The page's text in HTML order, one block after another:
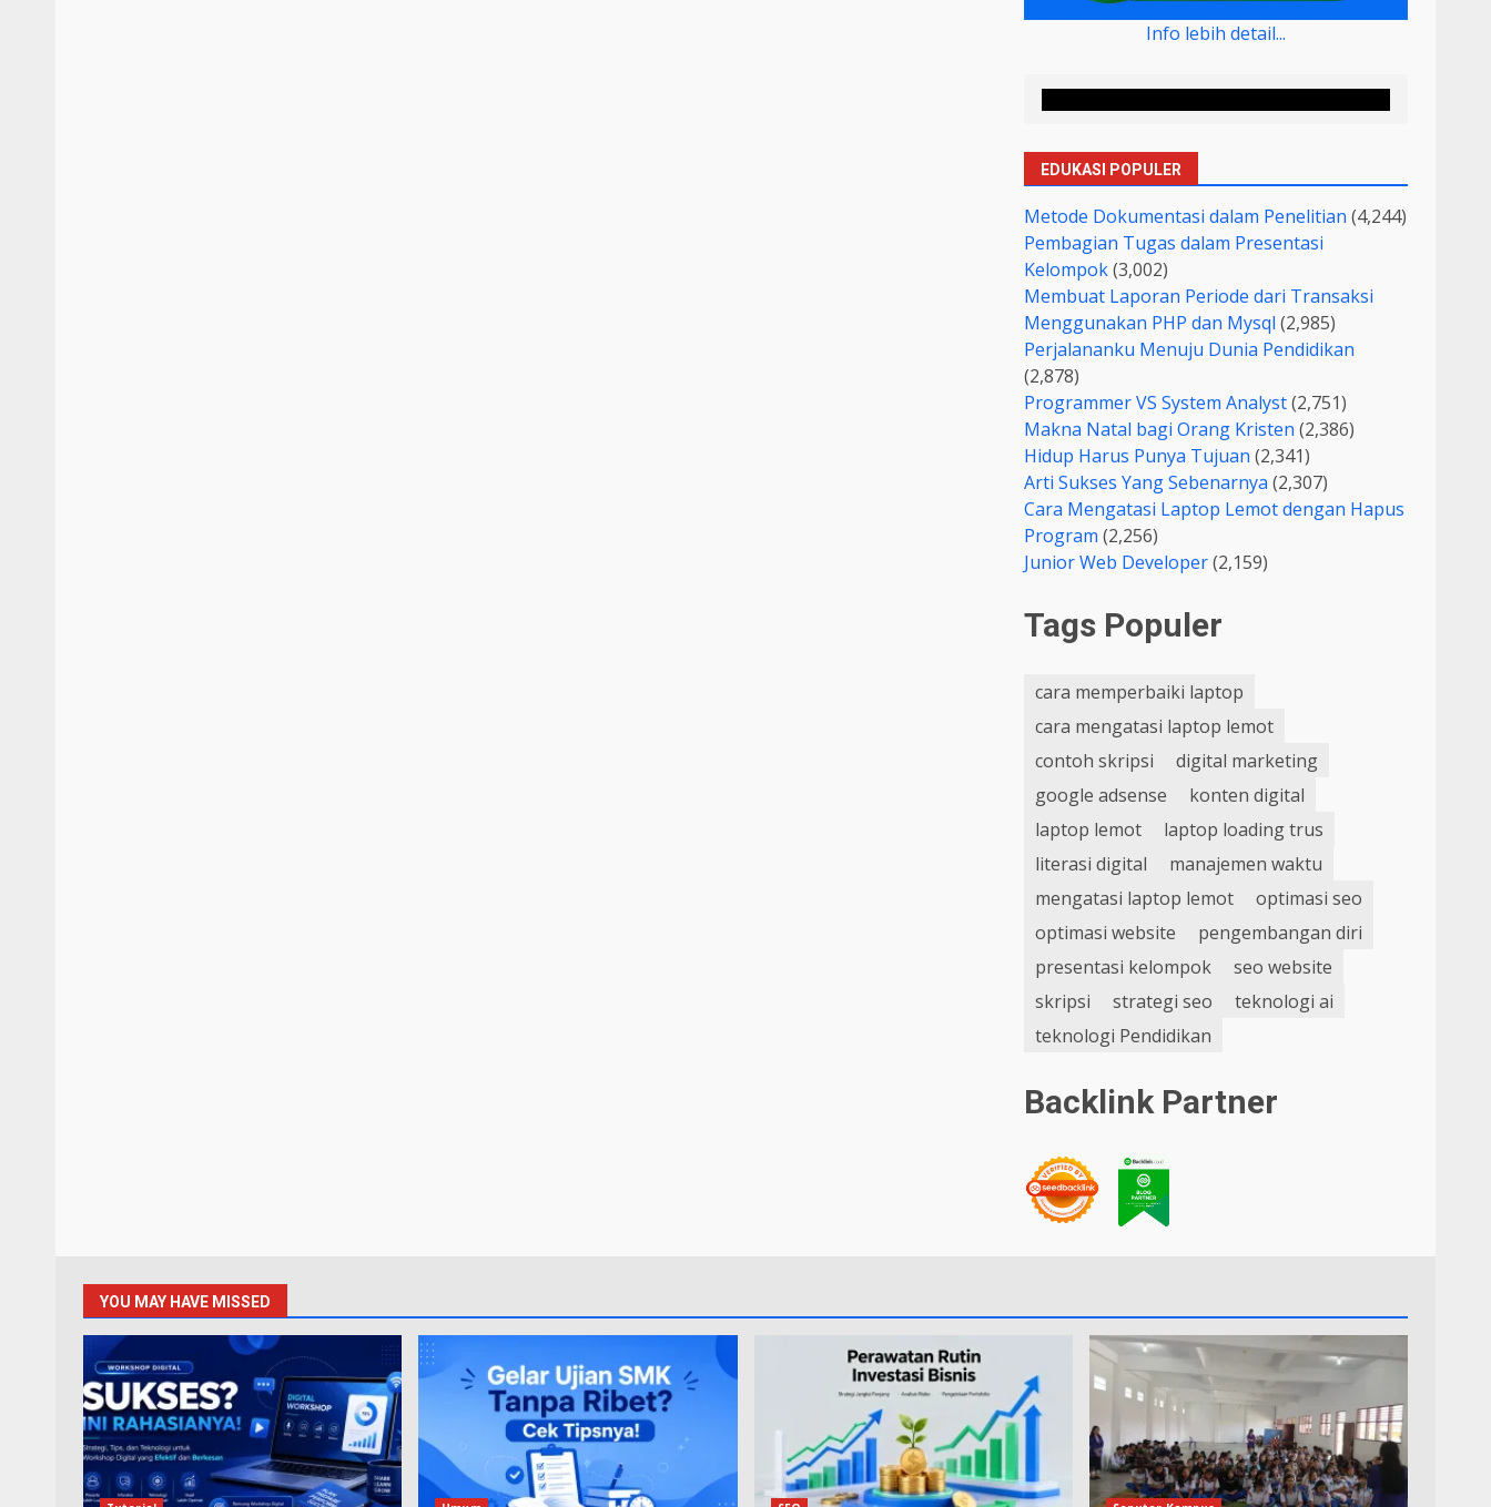
Info lebih detail...
EDUKASI POPULER
Metode Dokumentasi dalam Penelitian (4,244)
Pembagian Tugas dalam Presentasi
Kelompok(3,002)
Membuat Laporan Periode dari Transaksi
Menggunakan PHP dan Mysql (2,985)
Perjalananku Menuju Dunia Pendidikan
(2,878)
Programmer VS System Analyst(2,751)
Makna Natal bagi Orang Kristen (2,386)
Hidup Harus Punya Tujuan (2,341)
Arti Sukses Yang Sebenarnya (2,307)
Cara Mengatasi Laptop Lemot dengan Hapus
Program (2,256)
Junior Web Developer(2,159)
Tags Populer
cara memperbaiki laptop
cara mengatasi laptop lemot
contoh skripsi
digital marketing
google adsense
konten digital
laptop lemot
laptop loading trus
literasi digital
manajemen waktu
mengatasi laptop lemot
optimasi seo
optimasi website
pengembangan diri
presentasi kelompok
seo website
skripsi
strategi seo
teknologi ai
teknologi Pendidikan
Backlink Partner
YOU MAY HAVE MISSED